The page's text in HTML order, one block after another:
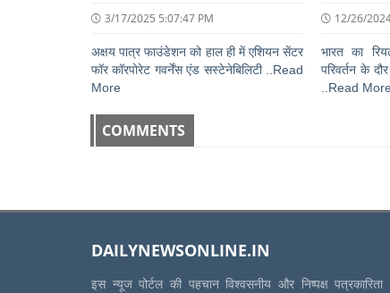
3/17/2025 5:07:47 PM
अक्षय पात्र फाउंडेशन को हाल ही में एशियन सेंटर
फॉर कॉरपोरेट गवर्नेंस एंड सस्टेनेबिलिटी ..Read
More
12/26/
भारत का
परिवर्तन के
..Read
COMMENTS
DAILYNEWSONLINE.IN
इस न्यूज पोर्टल की पहचान विश्वसनीय और निष्पक्ष